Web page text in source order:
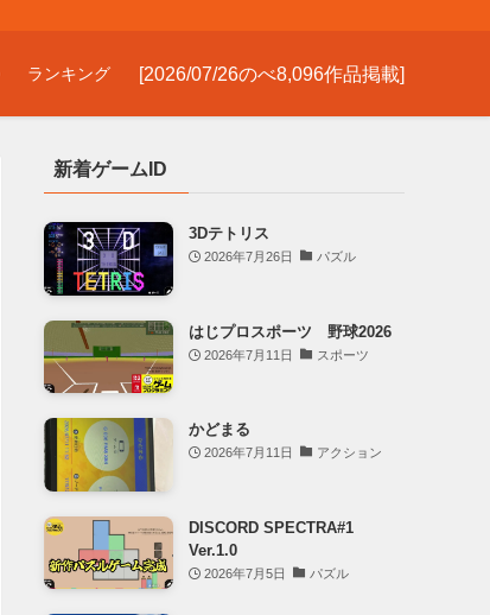
ランキング [2026/07/26のべ8,096作品掲載]
新着ゲームID
3Dテトリス
2026年7月26日 パズル
はじプロスポーツ 野球2026
2026年7月11日 スポーツ
かどまる
2026年7月11日 アクション
DISCORD SPECTRA#1
Ver.1.0
2026年7月5日 パズル